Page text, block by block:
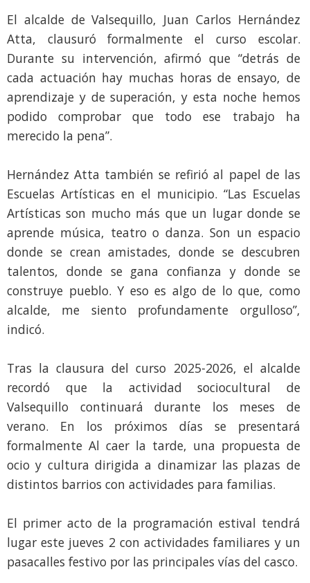
El alcalde de Valsequillo, Juan Carlos Hernández
Atta, clausuró formalmente el curso escolar.
Durante su intervención, afirmó que “detrás de
cada actuación hay muchas horas de ensayo, de
aprendizaje y de superación, y esta noche hemos
podido comprobar que todo ese trabajo ha
merecido la pena”.
Hernández Atta también se refirió al papel de las
Escuelas Artísticas en el municipio. “Las Escuelas
Artísticas son mucho más que un lugar donde se
aprende música, teatro o danza. Son un espacio
donde se crean amistades, donde se descubren
talentos, donde se gana confianza y donde se
construye pueblo. Y eso es algo de lo que, como
alcalde, me siento profundamente orgulloso”,
indicó.
Tras la clausura del curso 2025-2026, el alcalde
recordó que la actividad sociocultural de
Valsequillo continuará durante los meses de
verano. En los próximos días se presentará
formalmente Al caer la tarde, una propuesta de
ocio y cultura dirigida a dinamizar las plazas de
distintos barrios con actividades para familias.
El primer acto de la programación estival tendrá
lugar este jueves 2 con actividades familiares y un
pasacalles festivo por las principales vías del casco.